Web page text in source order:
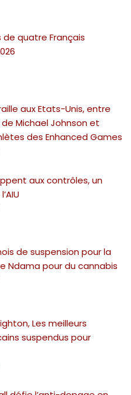
de quatre Français
aux Etats-Unis, entre
Michael Johnson et
des Enhanced Games
aux contrôles, un
de suspension pour la
Ndama pour du cannabis
Les meilleurs
suspendus pour